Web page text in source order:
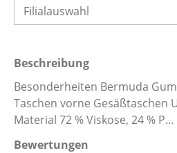
Beschreibung
Besonderheiten Bermuda
Taschen vorne Gesäßtaschen
Material 72 % Viskose, 24 % P…
Bewertungen